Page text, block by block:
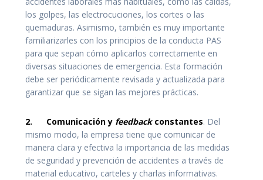
los golpes, las electrocuciones, los cortes o las
quemaduras. Asimismo, también es muy importante
familiarizarles con los principios de la conducta PAS
para que sepan cómo aplicarlos correctamente en
diversas situaciones de emergencia. Esta formación
debe ser periódicamente revisada y actualizada para
garantizar que se sigan las mejores prácticas.
2. Comunicación y feedbackconstantes. Del
mismo modo, la empresa tiene que comunicar de
manera clara y efectiva la importancia de las medidas
de seguridad y prevención de accidentes a través de
material educativo, carteles y charlas informativas.